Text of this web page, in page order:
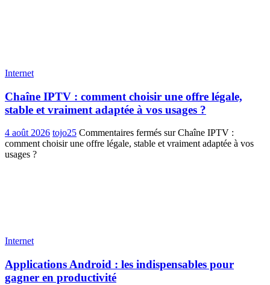
Internet
Chaîne IPTV : comment choisir une offre légale,
stable et vraiment adaptée à vos usages ?
4 août 2026 tojo25 Commentaires fermés sur Chaîne IPTV :
comment choisir une offre légale, stable et vraiment adaptée à vos
usages ?
Internet
Applications Android : les indispensables pour
gagner en productivité